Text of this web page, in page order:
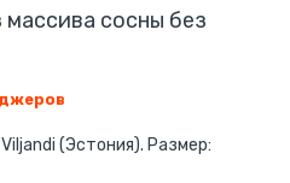
сосны без
(Эстония). Размер: